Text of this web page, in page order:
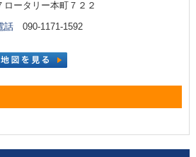
ロータリー本町７２２
話090-1171-1592